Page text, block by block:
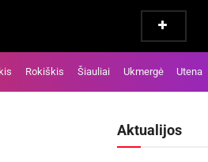
Rokiškis Šiauliai Ukmergė Utena
Aktualijos